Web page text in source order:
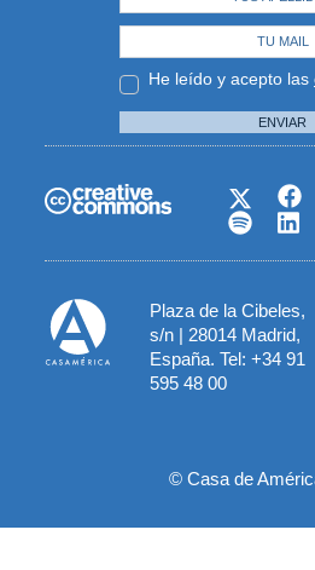
He leído y acepto las
ENVIAR
Plaza de la Cibeles,
s/n | 28014 Madrid,
España. Tel: +34 91
595 48 00
© Casa de